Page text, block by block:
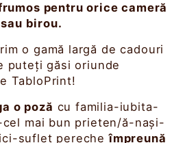
pentru orice cameră
sau birou.
o gamă largă de cadouri
puteți găsi oriunde
TabloPrint!
o poză cu familia-iubita-
mai bun prieten/ă-nași-
suflet perecheîmpreună